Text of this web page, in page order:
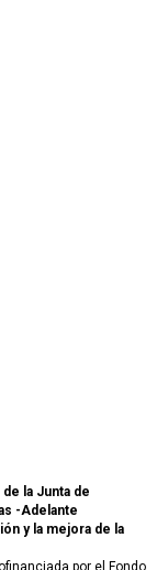
la Junta de
-Adelante
y la mejora de la
por el Fondo